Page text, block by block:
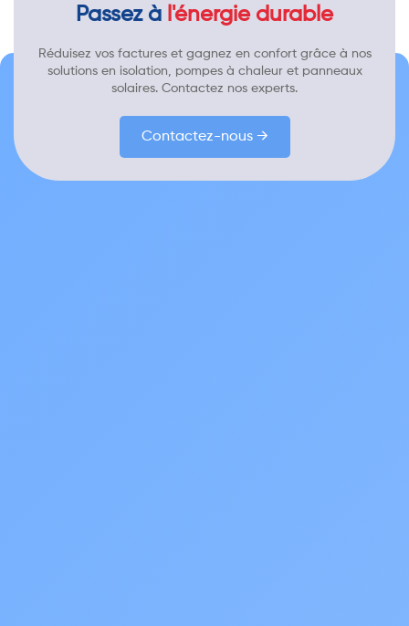
Passez à l'énergie durable
Réduisez vos factures et gagnez en confort grâce à nos
solutions en isolation, pompes à chaleur et panneaux
solaires. Contactez nos experts.
Contactez-nous →